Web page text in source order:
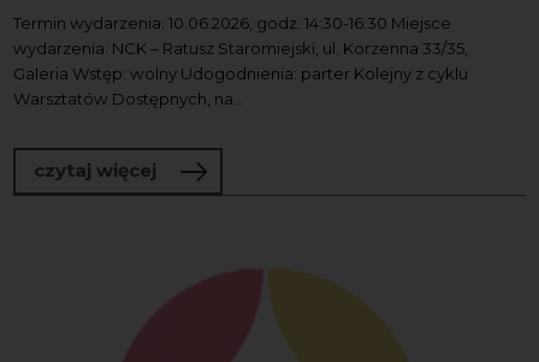
Termin wydarzenia: 10.06.2026, godz. 14:30-16:30 Miejsce
wydarzenia: NCK – Ratusz Staromiejski, ul. Korzenna 33/35,
Galeria Wstęp: wolny Udogodnienia: parter Kolejny z cyklu
Warsztatów Dostępnych, na...
czytaj więcej o Dotknij wiklinę – warsztaty